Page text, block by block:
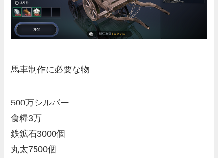
馬車制作に必要な物
500万シルバー
食糧3万
鉄鉱石3000個
丸太7500個